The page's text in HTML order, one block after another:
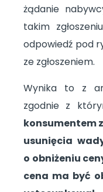
żądanie
takim
odpowiedź pod
ze zgłoszeniem.
Wynika to z
zgodnie z
konsumentem
usunięcia
o obniżeniu
cena ma być